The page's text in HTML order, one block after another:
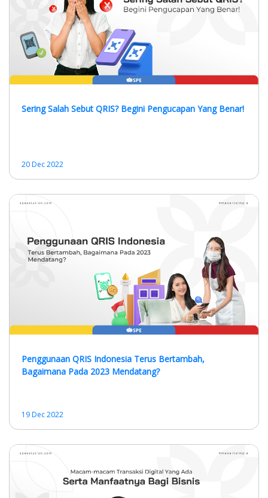
Sering Salah Sebut QRIS? Begini Pengucapan Yang Benar!
20 Dec 2022
Penggunaan QRIS Indonesia Terus Bertambah,
Bagaimana Pada 2023 Mendatang?
19 Dec 2022